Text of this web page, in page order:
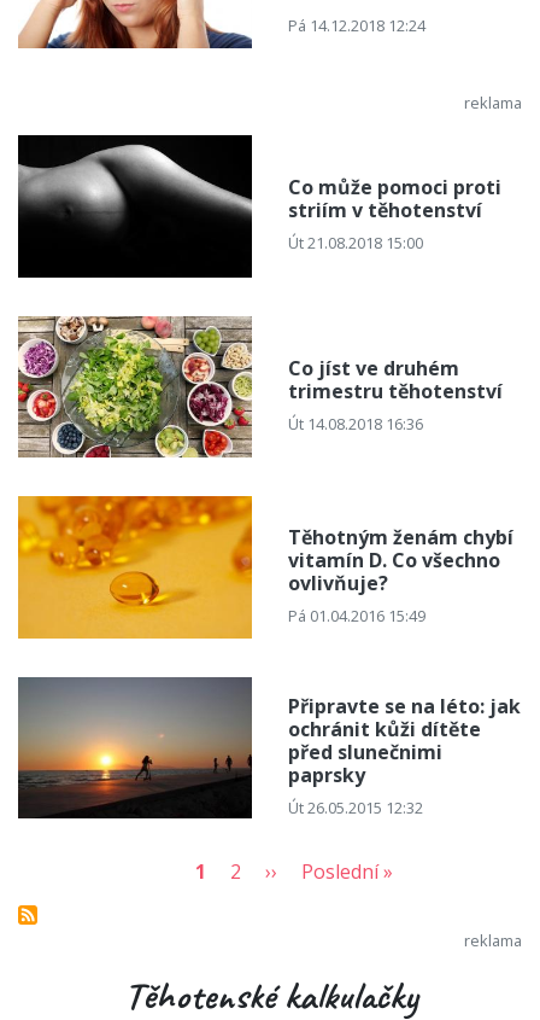
Pá 14.12.2018 12:24
Co může pomoci proti
striím v těhotenství
Út 21.08.2018 15:00
Co jíst ve druhém
trimestru těhotenství
Út 14.08.2018 16:36
Těhotným ženám chybí
vitamín D. Co všechno
ovlivňuje?
Pá 01.04.2016 15:49
Připravte se na léto: jak
ochránit kůži dítěte
před slunečnimi
paprsky
Út 26.05.2015 12:32
1 2 ›› Poslední »
Těhotenské kalkulačky